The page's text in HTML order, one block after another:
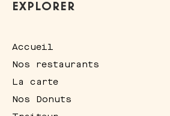
EXPLORER
Accueil
Nos restaurants
La carte
Nos Donuts